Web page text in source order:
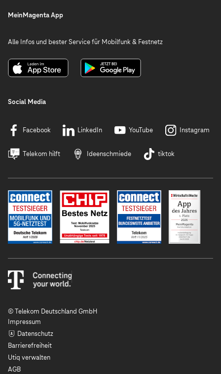
MeinMagenta App
Alle Infos und bester Service für Mobilfunk & Festnetz
Social Media
Facebook LinkedIn YouTube Instagram
Telekom hilft Ideenschmiede tiktok
© Telekom Deutschland GmbH
Impressum
Datenschutz
Barrierefreiheit
Utiq verwalten
AGB